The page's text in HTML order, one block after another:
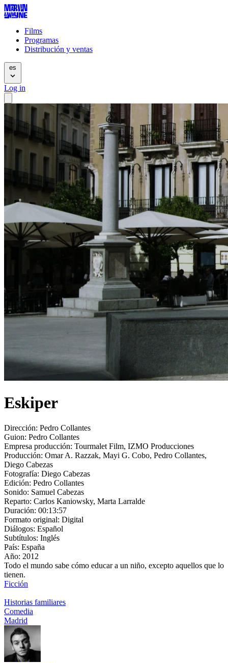
Films
Programas
Distribución y ventas
es
Log in
Eskiper
Dirección: Pedro Collantes
Guion: Pedro Collantes
Empresa producción: Tourmalet Film, IZMO Producciones
Producción: Omar A. Razzak, Mayi G. Cobo, Pedro Collantes,
Diego Cabezas
Fotografía: Diego Cabezas
Edición: Pedro Collantes
Sonido: Samuel Cabezas
Reparto: Carlos Kaniowsky, Marta Larralde
Duración: 00:13:57
Formato original: Digital
Diálogos: Español
Subtítulos: Inglés
País: España
Año: 2012
Todo el mundo sabe cómo educar a un niño, excepto aquellos que lo
tienen.
Ficción
Historias familiares
Comedia
Madrid